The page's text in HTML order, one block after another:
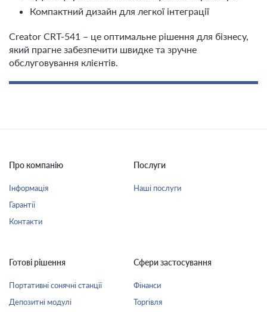
Компактний дизайн для легкої інтеграції
Creator CRT-541 – це оптимальне рішення для бізнесу,
який прагне забезпечити швидке та зручне
обслуговування клієнтів.
Про компанію
Інформація
Гарантії
Контакти
Послуги
Наші послуги
Готові рішення
Портативні сонячні станції
Депозитні модулі
Сфери застосування
Фінанси
Торгівля